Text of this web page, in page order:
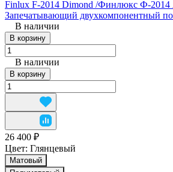
Finlux F-2014 Dimond /Финлюкс Ф-2014
Запечатывающий двухкомпонентный
В наличии
В корзину
В наличии
В корзину
26 400 ₽
Цвет: Глянцевый
Матовый